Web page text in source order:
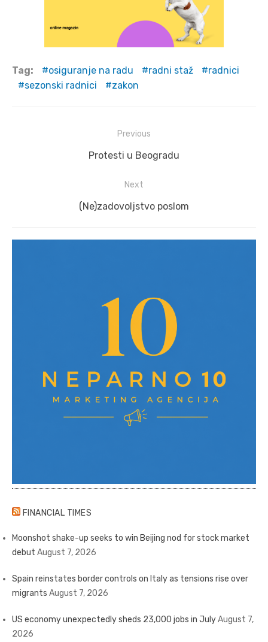
Tag: osiguranje na radu radni staž
radnici
sezonski radnici
zakon
Previous
Previous
Protesti u Beogradu
Next
Next
(Ne)zadovoljstvo poslom
FINANCIAL TIMES
Moonshot shake-up seeks to win Beijing nod for stock market
debut August 7, 2026
Spain reinstates border controls on Italy as tensions rise over
migrants August 7, 2026
US economy unexpectedly sheds 23,000 jobs in JulyAugust 7,
2026